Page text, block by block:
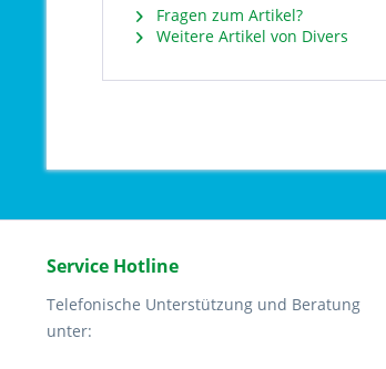
Fragen zum Artikel?
Weitere Artikel von Divers
Service Hotline
Telefonische Unterstützung und Beratung
unter: